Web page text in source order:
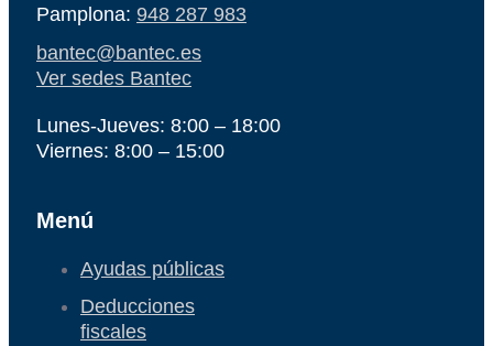
Pamplona: 948 287 983
bantec@bantec.es
Ver sedes Bantec
Lunes-Jueves: 8:00 – 18:00
Viernes: 8:00 – 15:00
Menú
Ayudas públicas
Deducciones
fiscales